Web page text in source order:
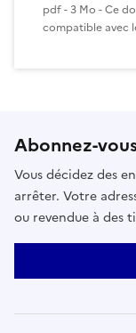
pdf - 3 Mo - Ce
compatible avec
Abonnez-
Vous décidez des
arrêter. Votre
ou revendue à des